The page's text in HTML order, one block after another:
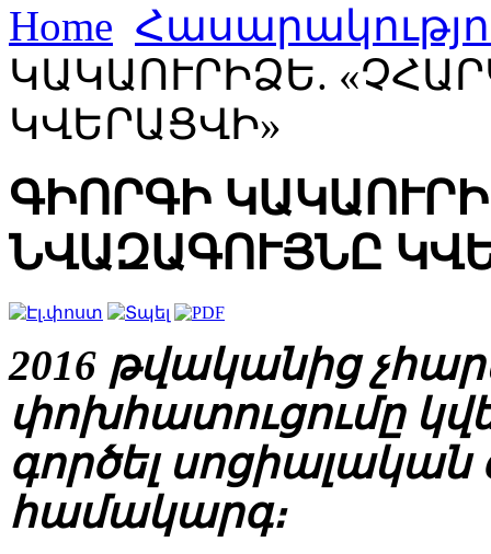
Home
ԿԱԿԱՈՒՐԻՁԵ.
ԿՎԵՐԱՑՎԻ»
ԳԻՈՐԳԻ
ՆՎԱԶԱԳՈՒՅՆԸ
2016 թվականից
փոխհատուցումը
գործել
համակարգ։